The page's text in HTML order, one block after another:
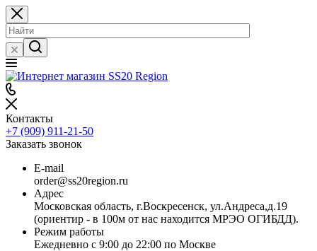
Контакты
+7 (909) 911-21-50
Заказать звонок
E-mail
order@ss20region.ru
Адрес
Московская область, г.Воскресенск, ул.Андреса,д.19
(ориентир - в 100м от нас находится МРЭО ОГИБДД).
Режим работы
Ежедневно с 9:00 до 22:00 по Москве